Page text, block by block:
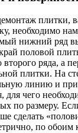
плитки,
необходимо
нижний ряд
половой
второго ряда, а
плитки. На
линию и
чего
по размеру.
сделать
по обоим